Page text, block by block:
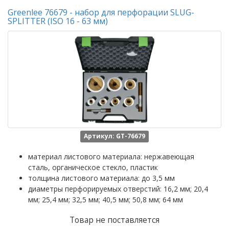
Greenlee 76679 - набор для перфорации SLUG-
SPLITTER (ISO 16 - 63 мм)
Артикул: GT-76679
материал листового материала: нержавеющая
сталь, органическое стекло, пластик
толщина листового материала: до 3,5 мм
диаметры перфорируемых отверстий: 16,2 мм; 20,4
мм; 25,4 мм; 32,5 мм; 40,5 мм; 50,8 мм; 64 мм
Товар не поставляется